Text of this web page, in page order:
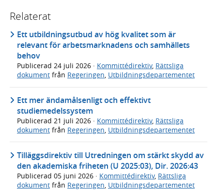
Relaterat
Ett utbildningsutbud av hög kvalitet som är
relevant för arbetsmarknadens och samhällets
behov
Publicerad 24 juli 2026 · Kommittédirektiv, Rättsliga
dokument från Regeringen, Utbildningsdepartementet
Ett mer ändamålsenligt och effektivt
studiemedelssystem
Publicerad 21 juli 2026 · Kommittédirektiv, Rättsliga
dokument från Regeringen, Utbildningsdepartementet
Tilläggsdirektiv till Utredningen om stärkt skydd av
den akademiska friheten (U 2025:03), Dir. 2026:43
Publicerad 05 juni 2026 · Kommittédirektiv, Rättsliga
dokument från Regeringen Utbildningsdepartementet